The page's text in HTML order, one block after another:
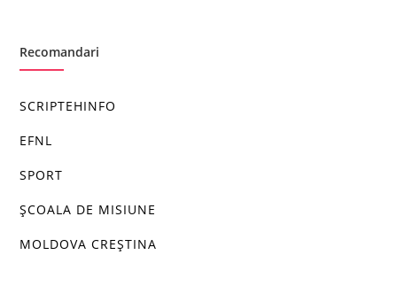
Recomandari
SCRIPTEHINFO
EFNL
SPORT
ȘCOALA DE MISIUNE
MOLDOVA CREȘTINA